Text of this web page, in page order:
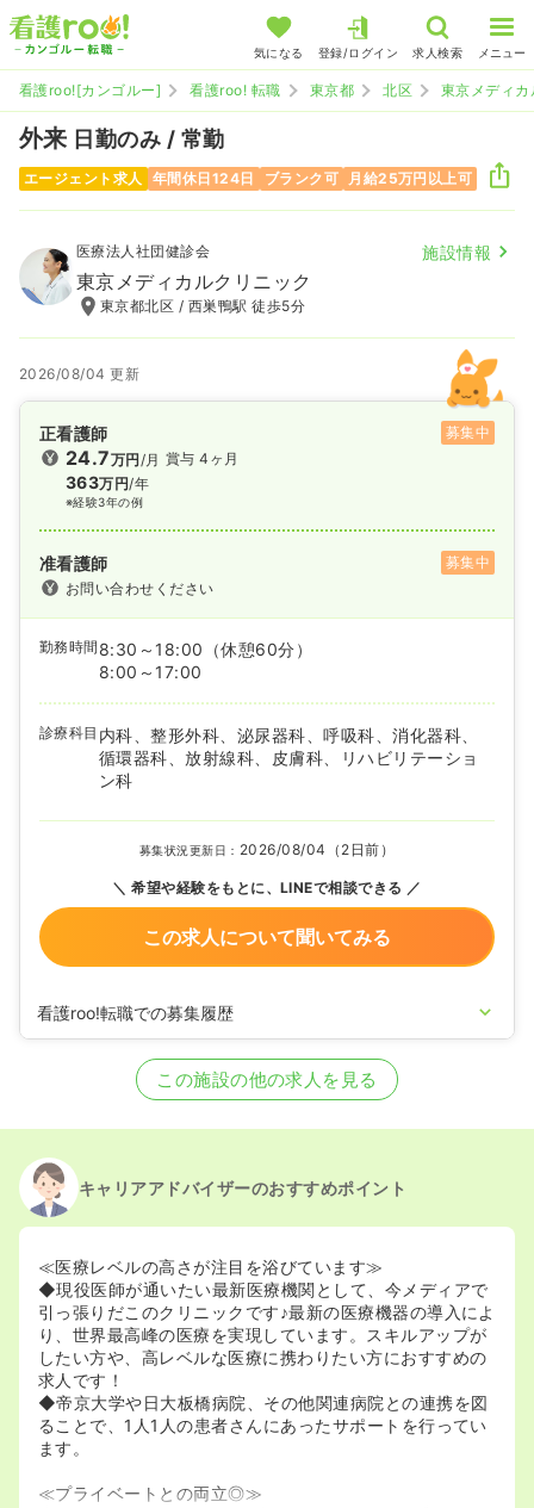
気になる 登録/ログイン 求人検索 メニュー
看護roo![カンゴルー] 看護roo! 転職 東京都 北区 東京メディ
外来 日勤のみ / 常勤
エージェント求人 年間休日124日 ブランク可 月給25万円以上可
医療法人社団健診会 施設情報
東京メディカルクリニック
東京都北区 / 西巣鴨駅 徒歩5分
2026/08/04 更新
正看護師 募集中
24.7万円/月
363万円/年
※経験3年の例
賞与 4ヶ月
准看護師
募集中
お問い合わせください
勤務時間 8:30～18:00
（休憩60分）
8:00～17:00
診療科目 内科、整形外科、泌尿器科、呼吸科、消化器科、
循環器科、放射線科、皮膚科、リハビリテーショ
ン科
募集状況更新日： 2026/08/04（2日前）
希望や経験をもとに、LINEで相談できる
この求人について聞いてみる
看護roo!転職での募集履歴
正看護師の募集を休止
正看護師の募集を開始
この施設の他の求人を見る
キャリアアドバイザーのおすすめポイント
≪医療レベルの高さが注目を浴びています≫
◆現役医師が通いたい最新医療機関として、今メディアで
引っ張りだこのクリニックです♪最新の医療機器の導入によ
り、世界最高峰の医療を実現しています。スキルアップが
したい方や、高レベルな医療に携わりたい方におすすめの
求人です！
◆帝京大学や日大板橋病院、その他関連病院との連携を図
ることで、1人1人の患者さんにあったサポートを行ってい
ます。
≪プライベートとの両立◎≫